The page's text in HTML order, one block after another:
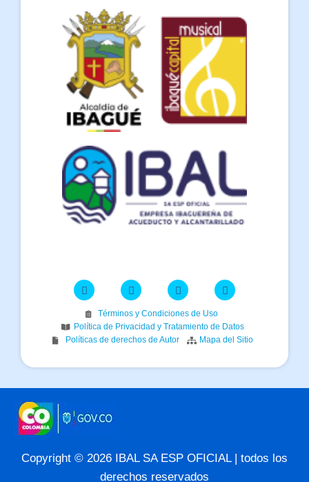
Términos y Condiciones de Uso
Política de Privacidad y Tratamiento de Datos
Políticas de derechos de Autor
Mapa del Sitio
Copyright © 2026 IBAL SA ESP OFICIAL | todos los
derechos reservados